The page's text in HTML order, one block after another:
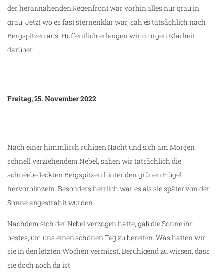
der herannahenden Regenfront war vorhin alles nur grau in
grau. Jetzt wo es fast sternenklar war, sah es tatsächlich nach
Bergspitzen aus. Hoffentlich erlangen wir morgen Klarheit
darüber.
Freitag, 25. November 2022
Nach einer himmlisch ruhigen Nacht und sich am Morgen
schnell verziehendem Nebel, sahen wir tatsächlich die
schneebedeckten Bergspitzen hinter den grünen Hügel
hervorblinzeln. Besonders herrlich war es als sie später von der
Sonne angestrahlt wurden.
Nachdem sich der Nebel verzogen hatte, gab die Sonne ihr
bestes, um uns einen schönen Tag zu bereiten. Was hatten wir
sie in den letzten Wochen vermisst. Beruhigend zu wissen, dass
sie doch noch da ist.